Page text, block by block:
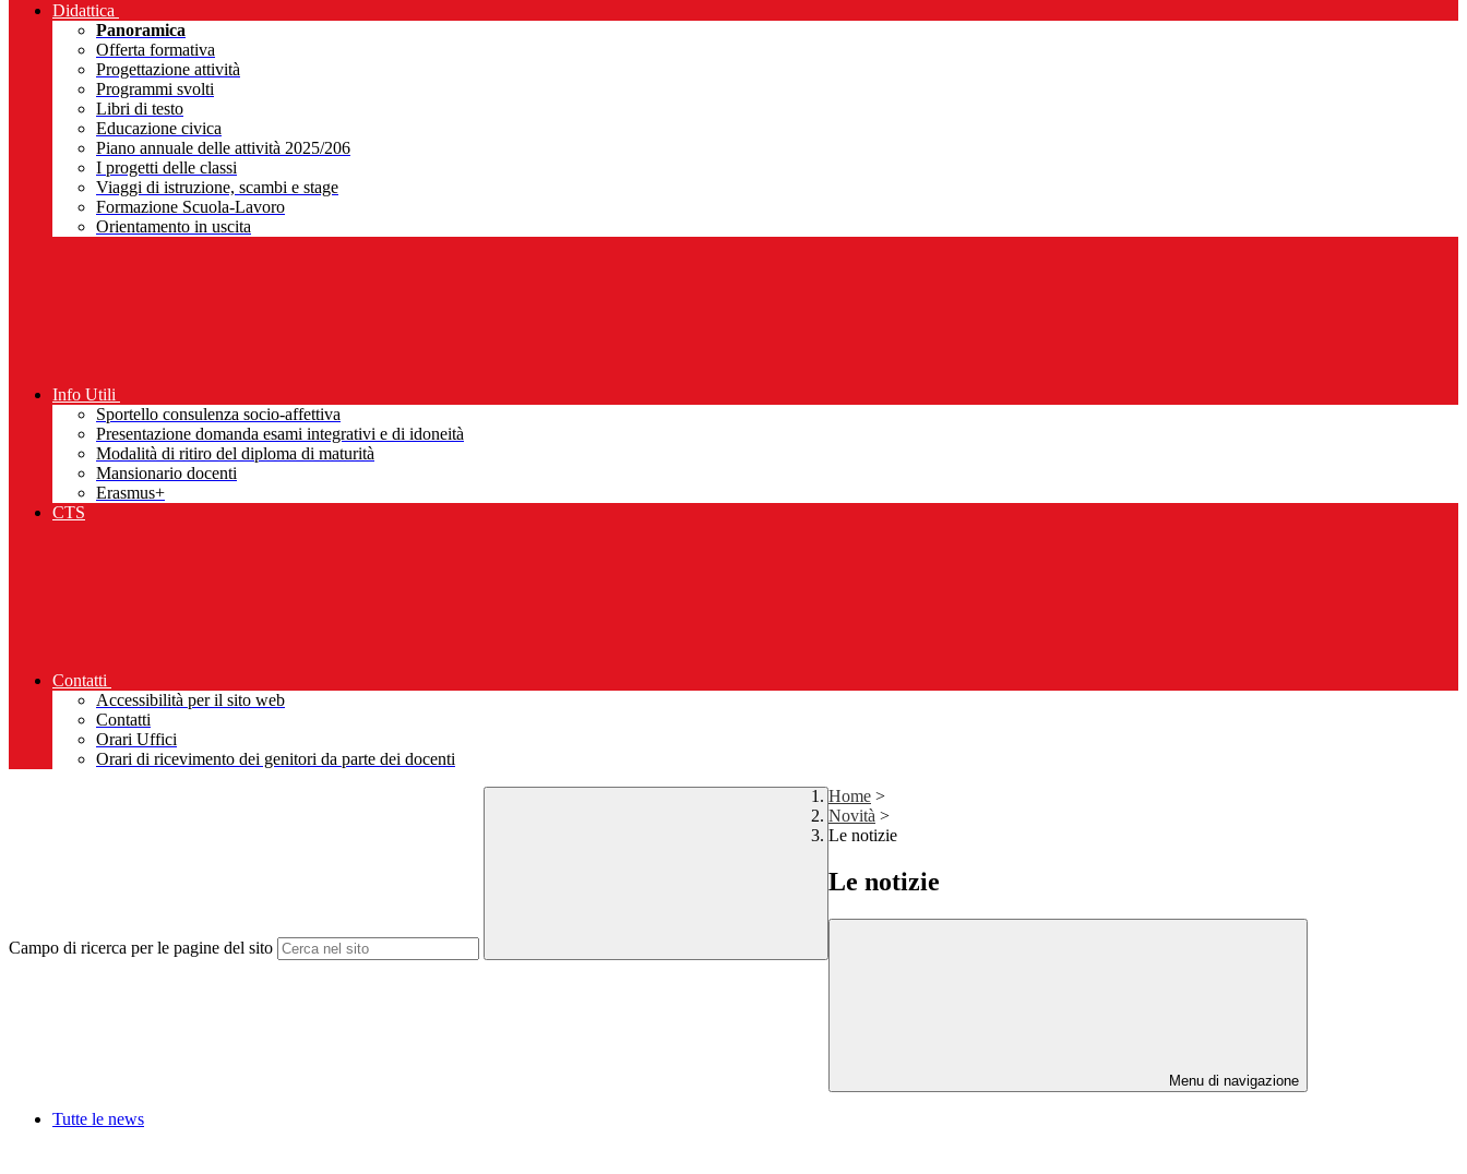
Didattica
Panoramica
Offerta formativa
Progettazione attività
Programmi svolti
Libri di testo
Educazione civica
Piano annuale delle attività 2025/206
I progetti delle classi
Viaggi di istruzione, scambi e stage
Formazione Scuola-Lavoro
Orientamento in uscita
Info Utili
Sportello consulenza socio-affettiva
Presentazione domanda esami integrativi e di idoneità
Modalità di ritiro del diploma di maturità
Mansionario docenti
Erasmus+
CTS
Contatti
Accessibilità per il sito web
Contatti
Orari Uffici
Orari di ricevimento dei genitori da parte dei docenti
Campo di ricerca per le pagine del sito
Home >
Novità >
Le notizie
Le notizie
Menu di navigazione
Tutte le news